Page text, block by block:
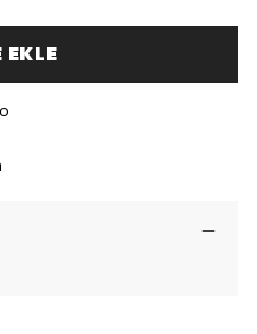
EKLE